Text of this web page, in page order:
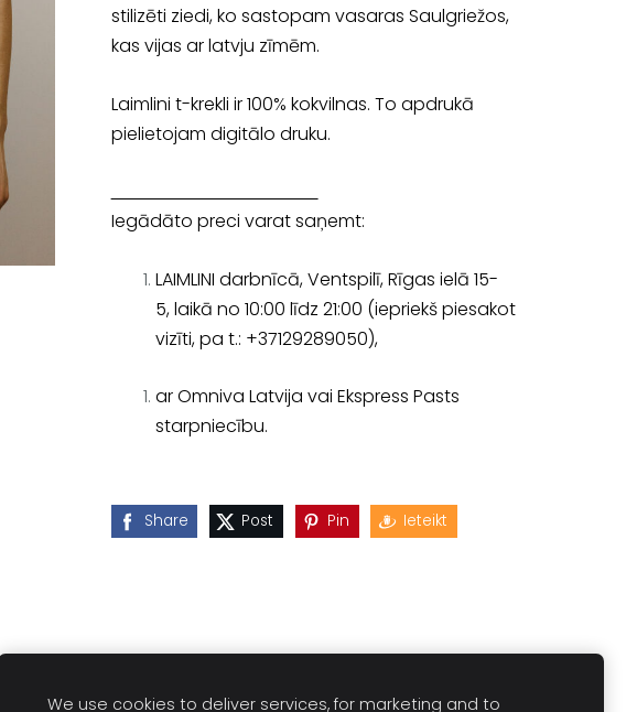
stilizēti ziedi, ko sastopam vasaras Saulgriežos,
kas vijas ar latvju zīmēm.
Laimlini t-krekli ir 100% kokvilnas. To apdrukā
pielietojam digitālo druku.
Iegādāto preci varat saņemt:
LAIMLINI darbnīcā, Ventspilī, Rīgas ielā 15-
5, laikā no 10:00 līdz 21:00 (iepriekš piesakot
vizīti, pa t.: +37129289050),
ar Omniva Latvija vai Ekspress Pasts
starpniecību.
Share Post Pin Ieteikt
We use cookies to deliver services, for marketing and to